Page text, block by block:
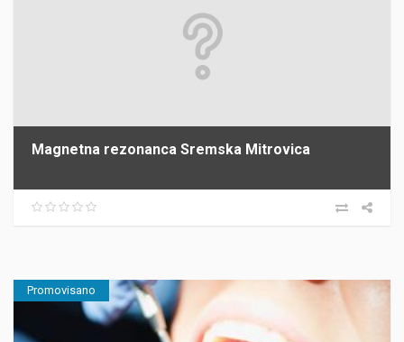
Magnetna rezonanca Sremska Mitrovica
Promovisano